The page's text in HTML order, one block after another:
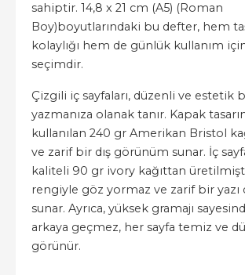
sahiptir. 14,8 x 21 cm (A5) (Roman
Boy)boyutlarındaki bu defter, hem
kolaylığı hem de günlük kullanım
seçimdir.
Çizgili iç sayfaları, düzenli ve estetik
yazmanıza olanak tanır. Kapak
kullanılan 240 gr Amerikan Bristol
ve zarif bir dış görünüm sunar. İç
kaliteli 90 gr ivory kağıttan
rengiyle göz yormaz ve zarif bir yazı
sunar. Ayrıca, yüksek gramajı
arkaya geçmez, her sayfa temiz ve
görünür.